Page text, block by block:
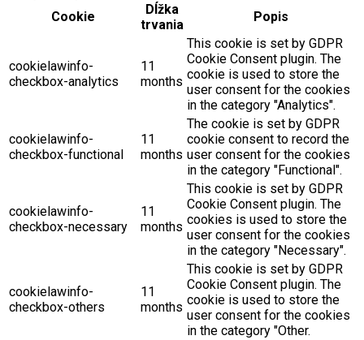
Cookie
Dĺžka
trvania
Popis
cookielawinfo-
checkbox-analytics
11
months
This cookie is set by GDPR
Cookie Consent plugin. The
cookie is used to store the
user consent for the cookies
in the category "Analytics".
cookielawinfo-
checkbox-functional
11
months
The cookie is set by GDPR
cookie consent to record the
user consent for the cookies
in the category "Functional".
cookielawinfo-
checkbox-necessary
11
months
This cookie is set by GDPR
Cookie Consent plugin. The
cookies is used to store the
user consent for the cookies
in the category "Necessary".
cookielawinfo-
checkbox-others
11
months
This cookie is set by GDPR
Cookie Consent plugin. The
cookie is used to store the
user consent for the cookies
in the category "Other.